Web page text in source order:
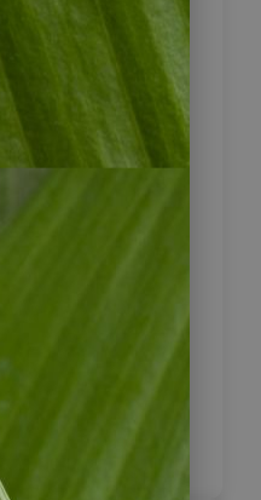
City nach
das Hochland
der wunderschön
der Janson
Farm und
die Ernte und
Sie auch
Kaffees. Bei
Sie von hier
Blick auf den
Tour am